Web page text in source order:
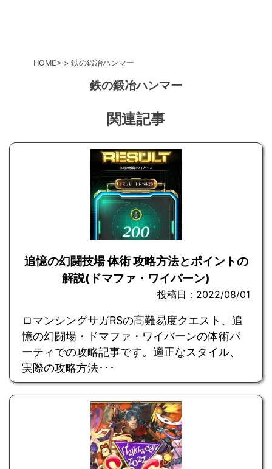
HOME 鉄の鍛冶ハンマー
鉄の鍛冶ハンマー
関連記事
追憶の幻闘技場 体術 攻略方法とポイントの
解説(ドマファ・ワイバーン)
投稿日：2022/08/01
ロマンシングサガRSの高難易度クエスト、追
憶の幻闘場・ドマファ・ワイバーンの体術パ
ーティでの攻略記事です。適正なスタイル、
実際の攻略方法･･･